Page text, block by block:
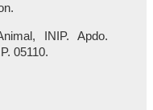
INIP. Apdo.
05110.